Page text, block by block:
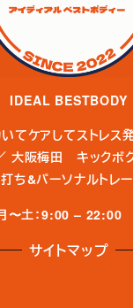
IDEAL BESTBODY
てケアしてストレス
大阪梅田 キックボ
打ち&パーソナルトレ
〜土：9:00 – 22:00
サイトマップ